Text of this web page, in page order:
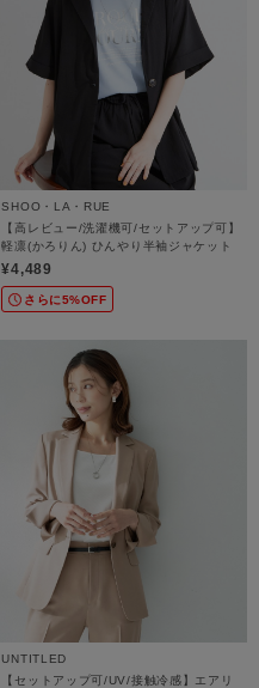
SHOO・LA・RUE
【高レビュー/洗濯機可/セットアップ可】
軽凛(かろりん) ひんやり半袖ジャケット
¥4,489
さらに5%OFF
UNTITLED
【セットアップ可/UV/接触冷感】エアリ